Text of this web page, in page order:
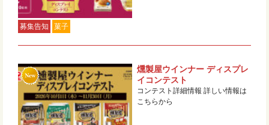
募集告知 菓子
燻製屋ウインナー ディスプレ
イコンテスト
コンテスト詳細情報 詳しい情報は
こちらから